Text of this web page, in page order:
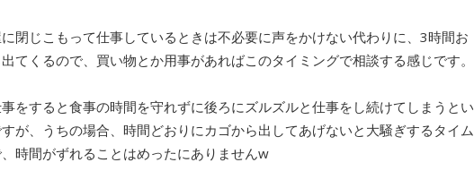
閉じこもって仕事しているときは不必要に声をかけない代わりに、3時間お
てくるので、買い物とか用事があればこのタイミングで相談する感じです。
をすると食事の時間を守れずに後ろにズルズルと仕事をし続けてしまうとい
が、うちの場合、時間どおりにカゴから出してあげないと大騒ぎするタイム
時間がずれることはめったにありませんw